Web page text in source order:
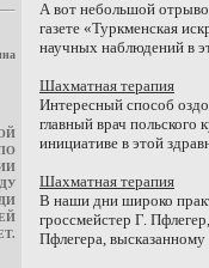
А вот небольшой
газете «Туркменская
научных наблюдений в
Шахматная терапия
Интересный способ
главный врач
инициативе в этой
Шахматная терапия
В наши дни широко
гроссмейстер Г.
Пфлегера,